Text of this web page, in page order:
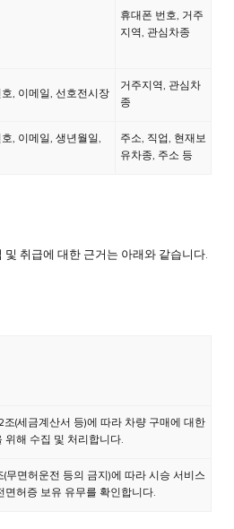
휴대폰 번호, 거주
지역, 관심차종
, 이메일, 선호전시장
거주지역, 관심차
종
, 이메일, 생년월일,
주소, 직업, 현재보
유차종, 주소 등
취급에 대한 근거는 아래와 같습니다.
조(세금계산서 등)에 따라 차량 구매에 대한
위해 수집 및 처리합니다.
무면허운전 등의 금지)에 따라 시승 서비스
면허증 보유 유무를 확인합니다.